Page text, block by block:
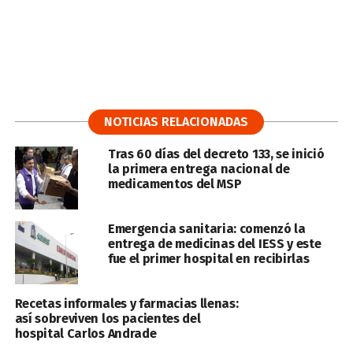
NOTICIAS RELACIONADAS
Tras 60 días del decreto 133, se inició
la primera entrega nacional de
medicamentos del MSP
Emergencia sanitaria: comenzó la
entrega de medicinas del IESS y este
fue el primer hospital en recibirlas
Recetas informales y farmacias llenas:
así sobreviven los pacientes del
hospital Carlos Andrade